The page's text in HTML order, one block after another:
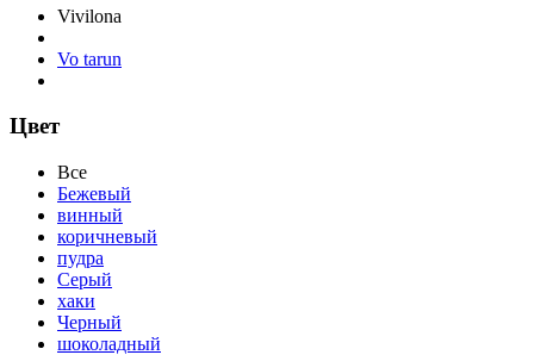
Vivilona
Vo tarun
Цвет
Все
Бежевый
винный
коричневый
пудра
Серый
хаки
Черный
шоколадный